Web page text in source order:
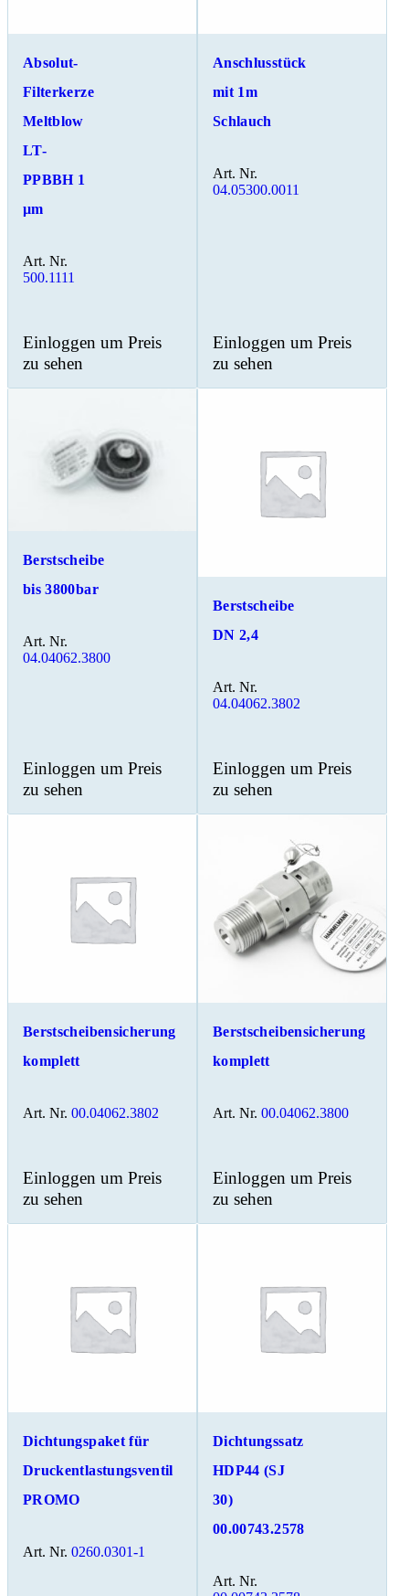
Absolut-
Filterkerze
Meltblow
LT-
PPBBH 1
µm
Art. Nr.
500.1111
Einloggen um Preis
zu sehen
Anschlusstück
mit 1m
Schlauch
Art. Nr.
04.05300.0011
Einloggen um Preis
zu sehen
Berstscheibe
bis 3800bar
Art. Nr.
04.04062.3800
Einloggen um Preis
zu sehen
Berstscheibe
DN 2,4
Art. Nr.
04.04062.3802
Einloggen um Preis
zu sehen
Berstscheibensicherung
komplett
Art. Nr. 00.04062.3802
Einloggen um Preis
zu sehen
Berstscheibensicherung
komplett
Art. Nr. 00.04062.3800
Einloggen um Preis
zu sehen
Dichtungspaket für
Druckentlastungsventil
PROMO
Art. Nr. 0260.0301-1
Dichtungssatz
HDP44 (SJ
30)
00.00743.2578
Art. Nr.